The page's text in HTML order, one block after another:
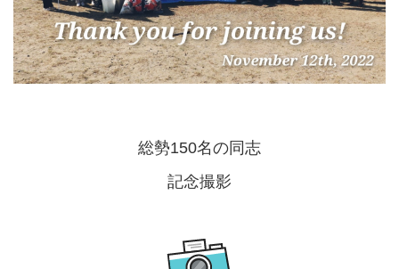
総勢150名の同志
記念撮影